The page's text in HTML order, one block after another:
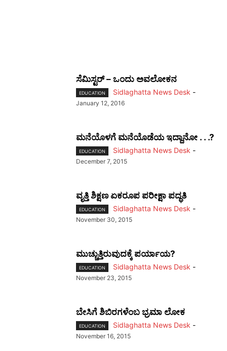
ಸೆಮಿಸ್ಟರ್ – ಒಂದು ಅವಲೋಕನ
EDUCATION Sidlaghatta News Desk -
January 12, 2016
ಮನೆಯೊಳಗೆ ಮನೆಯೊಡೆಯ ಇದ್ದಾನೋ . . .?
EDUCATION Sidlaghatta News Desk -
December 7, 2015
ವೃತ್ತಿ ಶಿಕ್ಷಣ ಏಕರೂಪ ಪರೀಕ್ಷಾ ಪದ್ಧತಿ
EDUCATION Sidlaghatta News Desk -
November 30, 2015
ಮುಚ್ಚುತ್ತಿರುವುದಕ್ಕೆ ಪರ್ಯಾಯ?
EDUCATION Sidlaghatta News Desk -
November 23, 2015
ಬೇಸಿಗೆ ಶಿಬಿರಗಳೆಂಬ ಭ್ರಮಾ ಲೋಕ
EDUCATION Sidlaghatta News Desk -
November 16, 2015